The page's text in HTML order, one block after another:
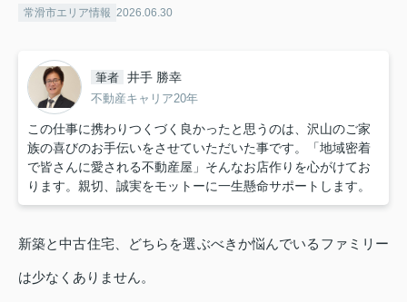
常滑市エリア情報 2026.06.30
筆者 井手 勝幸
不動産キャリア20年
この仕事に携わりつくづく良かったと思うのは、沢山のご家
族の喜びのお手伝いをさせていただいた事です。「地域密着
で皆さんに愛される不動産屋」そんなお店作りを心がけてお
ります。親切、誠実をモットーに一生懸命サポートします。
新築と中古住宅、どちらを選ぶべきか悩んでいるファミリー
は少なくありません。